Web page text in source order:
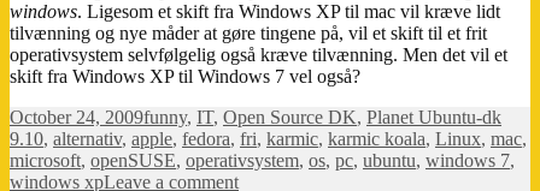
windows. Ligesom et skift fra Windows XP til mac vil kræve lidt
tilvænning og nye måder at gøre tingene på, vil et skift til et frit
operativsystem selvfølgelig også kræve tilvænning. Men det vil et
skift fra Windows XP til Windows 7 vel også?
Posted
on
October 24, 2009Categories
funny, IT, Open Source DK, Planet Ubuntu-dkTags
9.10, alternativ, apple, fedora, fri, karmic, karmic koala, Linux, mac,
microsoft, openSUSE, operativsystem, os, pc, ubuntu, windows 7,
windows xpLeave a commenton